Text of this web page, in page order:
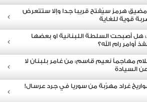
مضيق هرمز سيُفتح قريبا جدا وإلا ستتعرض
قوية للغاية
هل أصبحت السلطة اللبنانية او بعضها
أوامر رام الله؟
مهاجماً نعيم قاسم: من غامر بلبنان لا
السيادة
غراد مهرّبة من سوريا في جرد عرسال!